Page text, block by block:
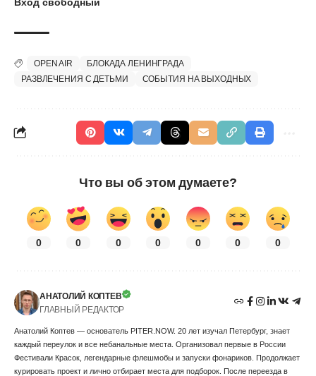
OPEN AIR
БЛОКАДА ЛЕНИНГРАДА
РАЗВЛЕЧЕНИЯ С ДЕТЬМИ
СОБЫТИЯ НА ВЫХОДНЫХ
Что вы об этом думаете?
0 0 0 0 0 0 0
АНАТОЛИЙ КОПТЕВ
ГЛАВНЫЙ РЕДАКТОР
Анатолий Коптев — основатель PITER.NOW. 20 лет изучал Петербург, знает
каждый переулок и все небанальные места. Организовал первые в России
Фестивали Красок, легендарные флешмобы и запуски фонариков. Продолжает
курировать проект и лично отбирает места для подборок. После переезда в